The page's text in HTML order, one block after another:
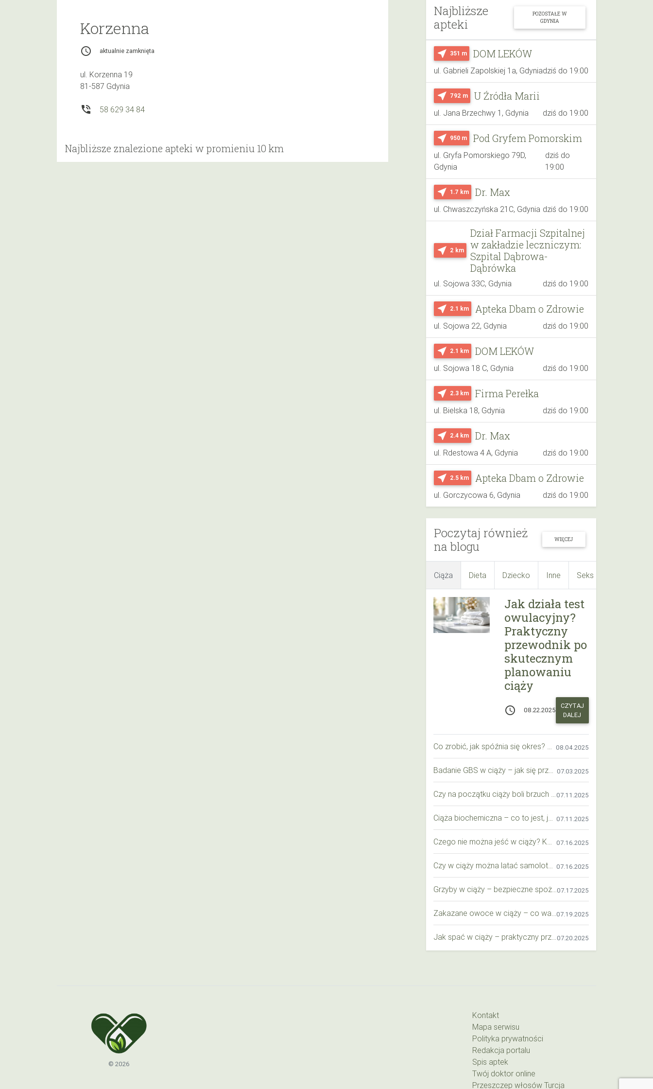
Najbliższe
apteki
POZOSTAŁE W
GDYNIA
near_me 351 m DOM LEKÓW
ul. Gabrieli Zapolskiej 1a, Gdyniadziś do 19:00
near_me 792 m U Źródła Marii
ul. Jana Brzechwy 1, Gdynia dziś do 19:00
near_me 950 m Pod Gryfem Pomorskim
ul. Gryfa Pomorskiego 79D,
Gdynia
dziś do
19:00
near_me 1.7 km Dr. Max
ul. Chwaszczyńska 21C, Gdynia dziś do 19:00
near_me 2 km
Dział Farmacji Szpitalnej
w zakładzie leczniczym:
Szpital Dąbrowa-
Dąbrówka
ul. Sojowa 33C, Gdynia dziś do 19:00
near_me 2.1 km Apteka Dbam o Zdrowie
ul. Sojowa 22, Gdynia dziś do 19:00
near_me 2.1 km DOM LEKÓW
ul. Sojowa 18 C, Gdynia dziś do 19:00
near_me 2.3 km Firma Perełka
ul. Bielska 18, Gdynia dziś do 19:00
near_me 2.4 km Dr. Max
ul. Rdestowa 4 A, Gdynia dziś do 19:00
near_me 2.5 km Apteka Dbam o Zdrowie
ul. Gorczycowa 6, Gdynia dziś do 19:00
Poczytaj również
na blogu
WIĘCEJ
Ciąża Dieta Dziecko Inne Seks
Jak działa test
owulacyjny?
Praktyczny
przewodnik po
skutecznym
planowaniu
ciąży
access_time 08.22.2025
CZYTAJ
DALEJ
08.04.2025
07.03.2025
07.11.2025
07.11.2025
07.16.2025
07.16.2025
07.17.2025
07.19.2025
07.20.2025
Korzenna
access_time aktualnie zamknięta
ul. Korzenna 19
81-587 Gdynia
phone_in_talk 58 629 34 84
Najbliższe znalezione apteki w promieniu 10 km
© 2026
Kontakt
Mapa serwisu
Polityka prywatności
Redakcja portalu
Spis aptek
Twój doktor online
Przeszczep włosów Turcja